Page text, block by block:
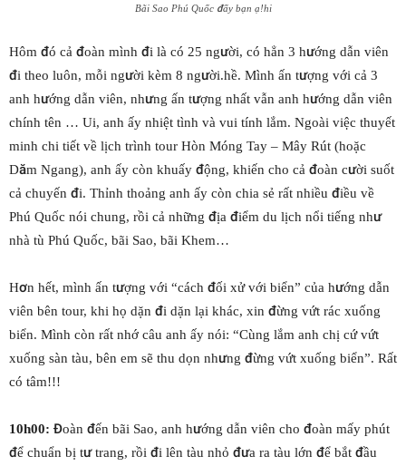
Bãi Sao Phú Quốc đấy bạn ạ!hi
Hôm đó cả đoàn mình đi là có 25 người, có hẳn 3 hướng dẫn viên
đi theo luôn, mỗi người kèm 8 người.hề. Mình ấn tượng với cả 3
anh hướng dẫn viên, nhưng ấn tượng nhất vẫn anh hướng dẫn viên
chính tên … Ui, anh ấy nhiệt tình và vui tính lắm. Ngoài việc thuyết
minh chi tiết về lịch trình tour Hòn Móng Tay – Mây Rút (hoặc
Dăm Ngang), anh ấy còn khuấy động, khiến cho cả đoàn cười suốt
cả chuyến đi. Thỉnh thoảng anh ấy còn chia sẻ rất nhiều điều về
Phú Quốc nói chung, rồi cả những địa điểm du lịch nổi tiếng như
nhà tù Phú Quốc, bãi Sao, bãi Khem…
Hơn hết, mình ấn tượng với “cách đối xử với biển” của hướng dẫn
viên bên tour, khi họ dặn đi dặn lại khác, xin đừng vứt rác xuống
biển. Mình còn rất nhớ câu anh ấy nói: “Cùng lắm anh chị cứ vứt
xuống sàn tàu, bên em sẽ thu dọn nhưng đừng vứt xuống biển”. Rất
có tâm!!!
10h00: Đoàn đến bãi Sao, anh hướng dẫn viên cho đoàn mấy phút
để chuẩn bị tư trang, rồi đi lên tàu nhỏ đưa ra tàu lớn để bắt đầu